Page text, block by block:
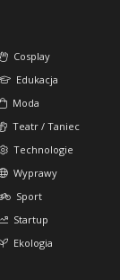
Cosplay
Edukacja
Moda
Teatr / Taniec
Technologie
Wyprawy
Sport
Startup
Ekologia